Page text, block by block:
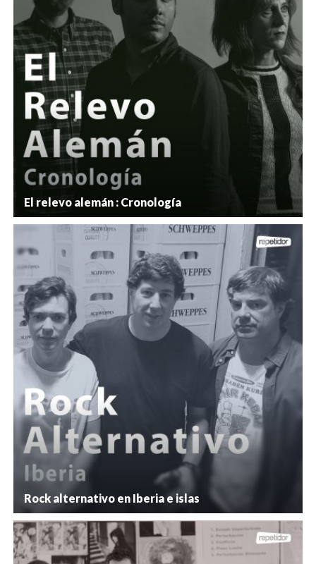
El relevo alemán : Cronología
Rock alternativo en Iberia e islas